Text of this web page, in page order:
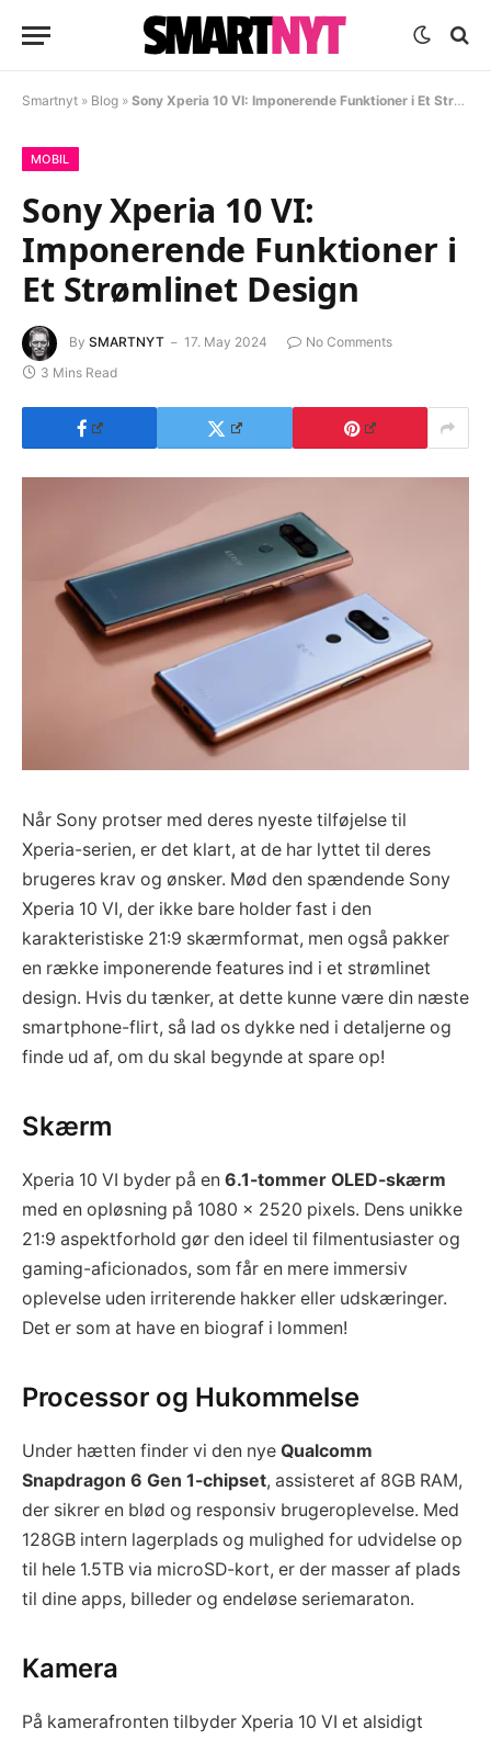
Smartnyt » Blog » Sony Xperia 10 VI: Imponerende Funktioner i Et Strømlinet Design
MOBIL
Sony Xperia 10 VI:
Imponerende Funktioner i
Et Strømlinet Design
By SMARTNYT 17. May 2024
No Comments
3 Mins Read
Når Sony protser med deres nyeste tilføjelse til
Xperia-serien, er det klart, at de har lyttet til deres
brugeres krav og ønsker. Mød den spændende Sony
Xperia 10 VI, der ikke bare holder fast i den
karakteristiske 21:9 skærmformat, men også pakker
en række imponerende features ind i et strømlinet
design. Hvis du tænker, at dette kunne være din næste
smartphone-flirt, så lad os dykke ned i detaljerne og
finde ud af, om du skal begynde at spare op!
Skærm
Xperia 10 VI byder på en 6.1-tommer OLED-skærm
med en opløsning på 1080 x 2520 pixels. Dens unikke
21:9 aspektforhold gør den ideel til filmentusiaster og
gaming-aficionados, som får en mere immersiv
oplevelse uden irriterende hakker eller udskæringer.
Det er som at have en biograf i lommen!
Processor og Hukommelse
Under hætten finder vi den nye Qualcomm
Snapdragon 6 Gen 1-chipset, assisteret af 8GB RAM,
der sikrer en blød og responsiv brugeroplevelse. Med
128GB intern lagerplads og mulighed for udvidelse op
til hele 1.5TB via microSD-kort, er der masser af plads
til dine apps, billeder og endeløse seriemaraton.
Kamera
På kamerafronten tilbyder Xperia 10 VI et alsidigt